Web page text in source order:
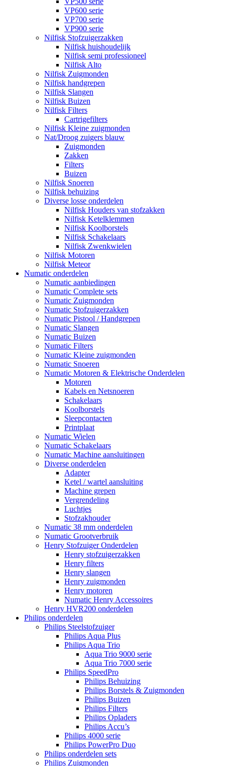
VP600 serie
VP700 serie
VP900 serie
Nilfisk Stofzuigerzakken
Nilfisk huishoudelijk
Nilfisk semi professioneel
Nilfisk Alto
Nilfisk Zuigmonden
Nilfisk handgrepen
Nilfisk Slangen
Nilfisk Buizen
Nilfisk Filters
​Cartrigefilters
Nilfisk Kleine zuigmonden
Nat/Droog zuigers blauw
Zuigmonden
Zakken
Filters
Buizen
Nilfisk Snoeren
Nilfisk behuizing
Diverse losse onderdelen
Nilfisk Houders van stofzakken
Nilfisk Ketelklemmen
Nilfisk Koolborstels
Nilfisk Schakelaars
Nilfisk Zwenkwielen
Nilfisk Motoren
Nilfisk Meteor
Numatic onderdelen
Numatic aanbiedingen
Numatic Complete sets
Numatic Zuigmonden
Numatic Stofzuigerzakken
Numatic Pistool / Handgrepen
Numatic Slangen
Numatic Buizen
Numatic Filters
Numatic Kleine zuigmonden
Numatic Snoeren
Numatic Motoren & Elektrische Onderdelen
Motoren
Kabels en Netsnoeren
Schakelaars
Koolborstels
Sleepcontacten
Printplaat
Numatic Wielen
Numatic Schakelaars
Numatic Machine aansluitingen
Diverse onderdelen
Adapter
Ketel / wartel aansluiting
Machine grepen
Vergrendeling
Luchtjes
Stofzakhouder
Numatic 38 mm onderdelen
Numatic Grootverbruik
Henry Stofzuiger Onderdelen
Henry stofzuigerzakken
Henry filters
Henry slangen
Henry zuigmonden
Henry motoren
Numatic Henry Accessoires
Henry HVR200 onderdelen
Philips onderdelen
Philips Steelstofzuiger
Philips Aqua Plus
Philips Aqua Trio
Aqua Trio 9000 serie
Aqua Trio 7000 serie
Philips SpeedPro
Philips Behuizing
Philips Borstels & Zuigmonden
Philips Buizen
Philips Filters
Philips Opladers
Philips Accu’s
Philips 4000 serie
Philips PowerPro Duo
Philips onderdelen sets
Philips Zuigmonden